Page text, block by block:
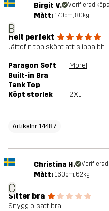
B
Birgit V. Verifierad
Mått: 170cm, 80kg
Helt perfekt
Jättefin top skönt att slippa bh
Paragon Soft
Built-in Bra
Tank Top
Morel
Köpt storlek 2XL
Artikelnr 14487
C
Christina H. Verifierad
Mått: 160cm, 62kg
Sitter bra
Snygg o satt bra